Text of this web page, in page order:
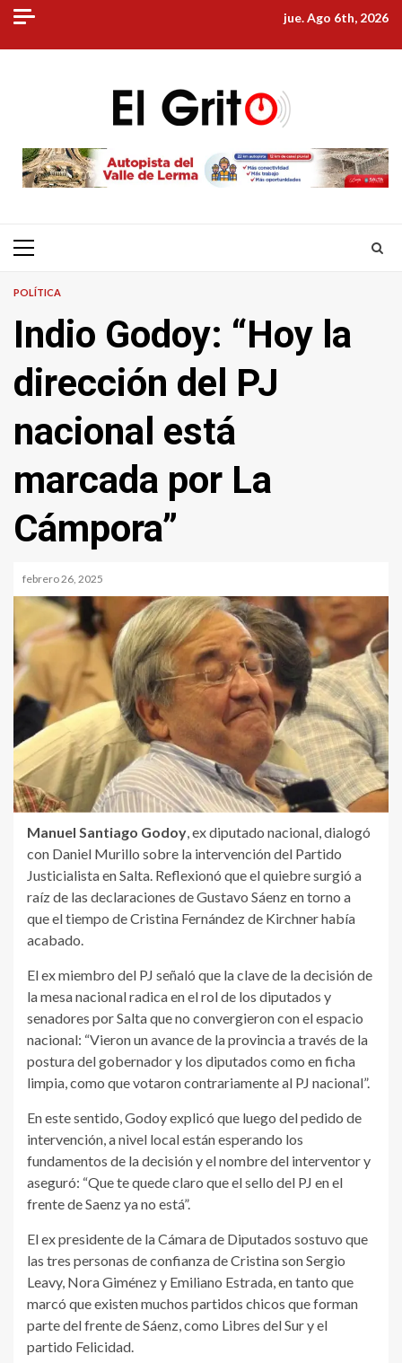
Skip
content
jue. Ago 6th, 2026
Primary
POLÍTICA
Indio Godoy: “Hoy la
dirección del PJ
nacional está
marcada por La
Cámpora”
febrero 26, 2025
Manuel Santiago Godoy, ex diputado nacional, dialogó
con Daniel Murillo sobre la intervención del Partido
Justicialista en Salta. Reflexionó que el quiebre surgió a
raíz de las declaraciones de Gustavo Sáenz en torno a
que el tiempo de Cristina Fernández de Kirchner había
acabado.
El ex miembro del PJ señaló que la clave de la decisión de
la mesa nacional radica en el rol de los diputados y
senadores por Salta que no convergieron con el espacio
nacional: “Vieron un avance de la provincia a través de la
postura del gobernador y los diputados como en ficha
limpia, como que votaron contrariamente al PJ nacional”.
En este sentido, Godoy explicó que luego del pedido de
intervención, a nivel local están esperando los
fundamentos de la decisión y el nombre del interventor y
aseguró: “Que te quede claro que el sello del PJ en el
frente de Saenz ya no está”.
El ex presidente de la Cámara de Diputados sostuvo que
las tres personas de confianza de Cristina son Sergio
Leavy, Nora Giménez y Emiliano Estrada, en tanto que
marcó que existen muchos partidos chicos que forman
parte del frente de Sáenz, como Libres del Sur y el
partido Felicidad.